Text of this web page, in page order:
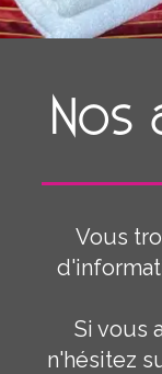
Nos
Vous
Si vous
n'hésitez